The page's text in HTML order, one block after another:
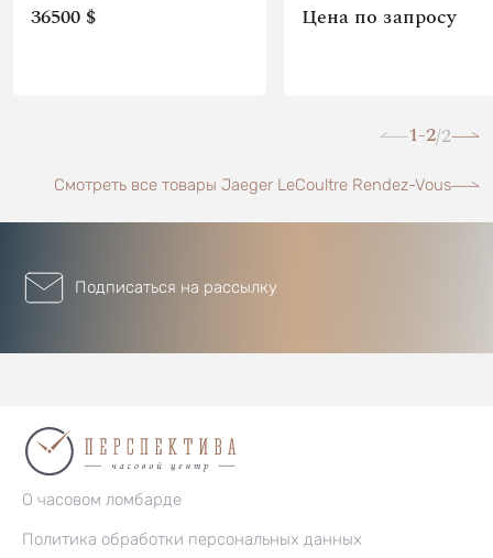
36500 $ Цена по запросу
1-2/2
Смотреть все товары Jaeger LeCoultre Rendez-Vous
Подписаться на рассылку
О часовом ломбарде
Политика обработки персональных данных